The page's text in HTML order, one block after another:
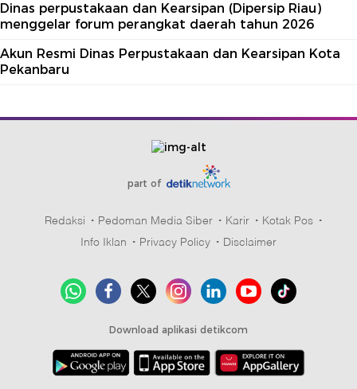
Dinas perpustakaan dan Kearsipan (Dipersip Riau)
menggelar forum perangkat daerah tahun 2026
Akun Resmi Dinas Perpustakaan dan Kearsipan Kota
Pekanbaru
part of
Redaksi Pedoman Media Siber Karir
Kotak Pos
Info Iklan
Privacy Policy Disclaimer
Download aplikasi detikcom